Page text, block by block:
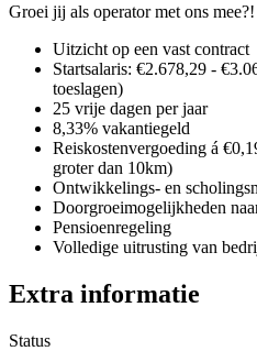
Groei jij als operator met ons
Uitzicht op een vast contract
Startsalaris: €2.678,29 -
toeslagen)
25 vrije dagen per jaar
8,33% vakantiegeld
Reiskostenvergoeding á
groter dan 10km)
Ontwikkelings- en
Doorgroeimogelijkheden
Pensioenregeling
Volledige uitrusting van
Extra informatie
Status